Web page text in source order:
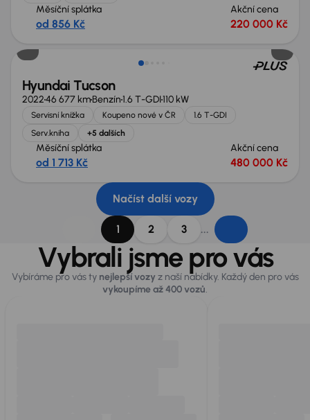
Měsíční splátka
od 856 Kč
Akční cena
220 000 Kč
Hyundai Tucson
202246 677 kmBenzín1.6 T-GDI110 kW
Servisní knížka Koupeno nové v ČR
1.6 T-GDI
Serv.kniha
+5 dalších
Měsíční splátka
od 1 713 Kč
Akční cena
480 000 Kč
Načíst další vozy
1 2 3 ...
Vybrali jsme pro vás
Vybíráme pro vás ty nejlepší vozy z naší nabídky. Každý den pro vás
vykoupíme až 400 vozů.